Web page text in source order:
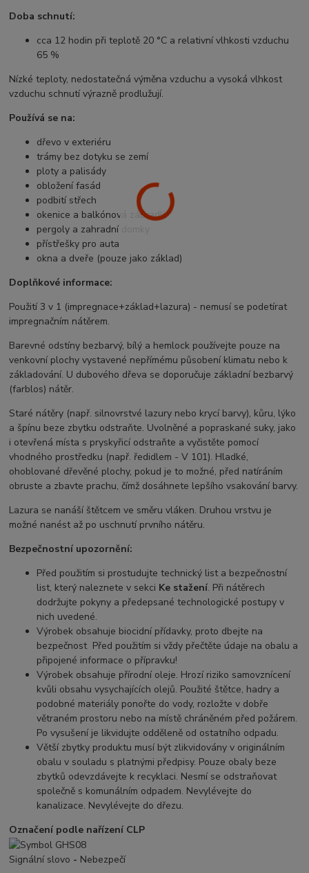
Doba schnutí:
cca 12 hodin při teplotě 20 °C a relativní vlhkosti vzduchu
65 %
Nízké teploty, nedostatečná výměna vzduchu a vysoká vlhkost
vzduchu schnutí výrazně prodlužují.
Používá se na:
dřevo v exteriéru
trámy bez dotyku se zemí
ploty a palisády
obložení fasád
podbití střech
okenice a balkónová zábradlí
pergoly a zahradní domky
přístřešky pro auta
okna a dveře (pouze jako základ)
Doplňkové informace:
Použití 3 v 1 (impregnace+základ+lazura) - nemusí se podetírat
impregnačním nátěrem.
Barevné odstíny bezbarvý, bílý a hemlock používejte pouze na
venkovní plochy vystavené nepřímému působení klimatu nebo k
základování. U dubového dřeva se doporučuje základní bezbarvý
(farblos) nátěr.
Staré nátěry (např. silnovrstvé lazury nebo krycí barvy), kůru, lýko
a špínu beze zbytku odstraňte. Uvolněné a popraskané suky, jako
i otevřená místa s pryskyřicí odstraňte a vyčistěte pomocí
vhodného prostředku (např. ředidlem - V 101). Hladké,
ohoblované dřevěné plochy, pokud je to možné, před natíráním
obruste a zbavte prachu, čímž dosáhnete lepšího vsakování barvy.
Lazura se nanáší štětcem ve směru vláken. Druhou vrstvu je
možné nanést až po uschnutí prvního nátěru.
Bezpečnostní upozornění:
Před použitím si prostudujte technický list a bezpečnostní
list, který naleznete v sekci Ke stažení. Při nátěrech
dodržujte pokyny a předepsané technologické postupy v
nich uvedené.
Výrobek obsahuje biocidní přídavky, proto dbejte na
bezpečnost Před použitím si vždy přečtěte údaje na obalu a
připojené informace o přípravku!
Výrobek obsahuje přírodní oleje. Hrozí riziko samovznícení
kvůli obsahu vysychajících olejů. Použité štětce, hadry a
podobné materiály ponořte do vody, rozložte v dobře
větraném prostoru nebo na místě chráněném před požárem.
Po vysušení je likvidujte odděleně od ostatního odpadu.
Větší zbytky produktu musí být zlikvidovány v originálním
obalu v souladu s platnými předpisy. Pouze obaly beze
zbytků odevzdávejte k recyklaci. Nesmí se odstraňovat
společně s komunálním odpadem. Nevylévejte do
kanalizace. Nevylévejte do dřezu.
Označení podle nařízení CLP
Signální slovo - Nebezpečí